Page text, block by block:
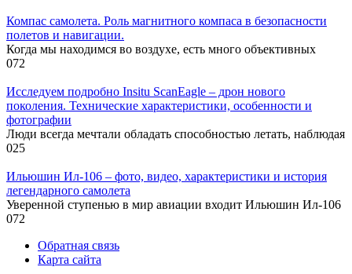
Компас самолета. Роль магнитного компаса в безопасности
полетов и навигации.
Когда мы находимся во воздухе, есть много объективных
072
Исследуем подробно Insitu ScanEagle – дрон нового
поколения. Технические характеристики, особенности и
фотографии
Люди всегда мечтали обладать способностью летать, наблюдая
025
Ильюшин Ил-106 – фото, видео, характеристики и история
легендарного самолета
Уверенной ступенью в мир авиации входит Ильюшин Ил-106
072
Обратная связь
Карта сайта